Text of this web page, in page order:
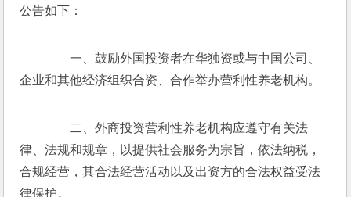
公告如下：
一、鼓励外国投资者在华独资或与中国公司、
企业和其他经济组织合资、合作举办营利性养老机构。
二、外商投资营利性养老机构应遵守有关法
律、法规和规章，以提供社会服务为宗旨，依法纳税，
合规经营，其合法经营活动以及出资方的合法权益受法
律保护。